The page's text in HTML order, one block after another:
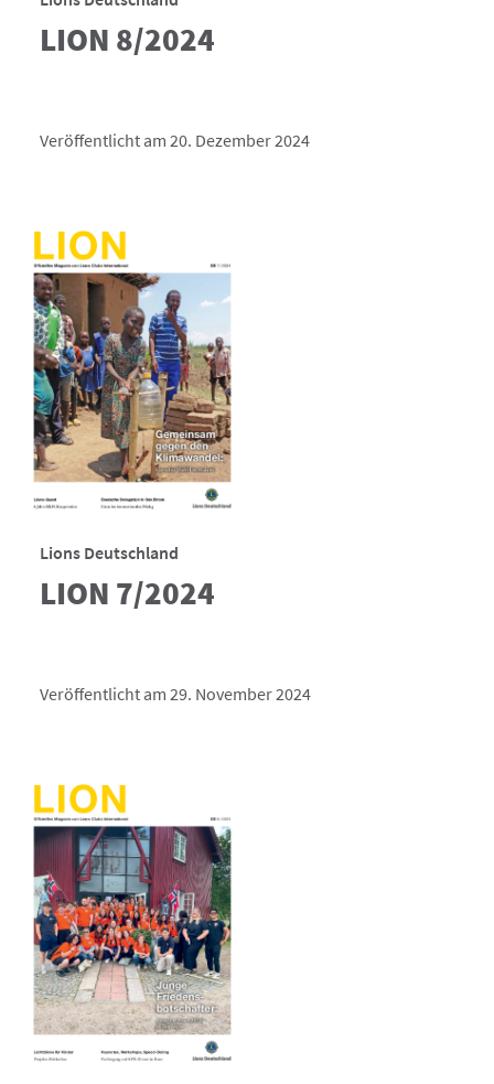
LION 8/2024
Veröffentlicht am 20. Dezember 2024
Lions Deutschland
LION 7/2024
Veröffentlicht am 29. November 2024